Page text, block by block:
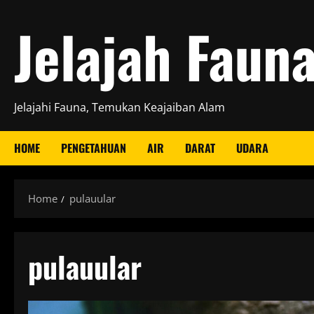
content
Jelajah
Jelajahi Fauna, Temukan Keajaiban Alam
HOME PENGETAHUAN AIR DARAT UDARA
Home pulauular
pulauular